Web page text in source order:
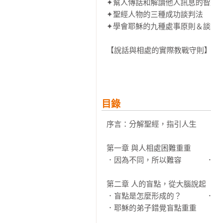
✦幫人傳話和解讀他人訊息的
✦聖經人物的三種成功談判法
✦學會耶穌的九種處事原則＆
【說話與相處的實際教戰守則】
溝通TIPS：不要直接否定對方
▶ 親友的做事態度引來抱怨，
．你知道嗎，你這樣做讓大家很
．我聽到有人跟我說你怎樣
應該這樣說：
．上次你做的那件事，我有些
目錄
序言：分解聖經，指引人生
第一章 與人相處困難重重
．因為不同，所以難容　　　
第二章 人的盲點，從大腦說起
．盲點是怎麼形成的？　　　
．耶穌的弟子錯覺盲點重重